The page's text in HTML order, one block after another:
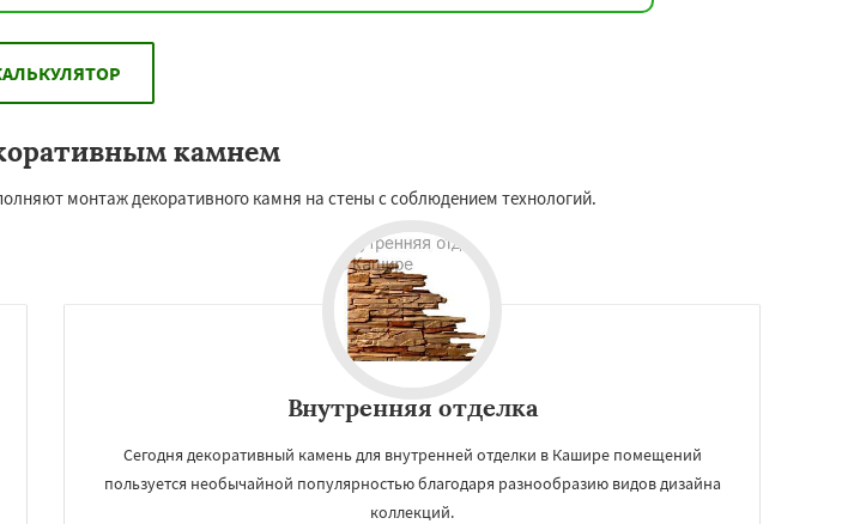
камнем
монтаж декоративного камня на стены с соблюдением технологий.
Внутренняя отделка
Сегодня декоративный камень для внутренней отделки в Кашире помещений
пользуется необычайной популярностью благодаря разнообразию видов дизайна
коллекций.